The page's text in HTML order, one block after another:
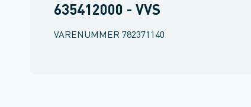
635412000 - VVS
VARENUMMER 782371140